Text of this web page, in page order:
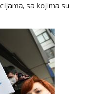
sa kojima su